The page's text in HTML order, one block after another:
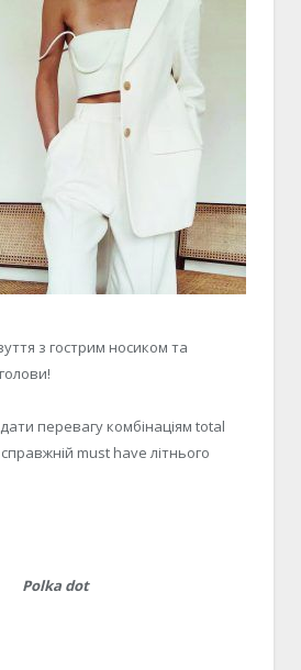
з гострим носиком та
перевагу комбінаціям total
must have літнього
Polka dot